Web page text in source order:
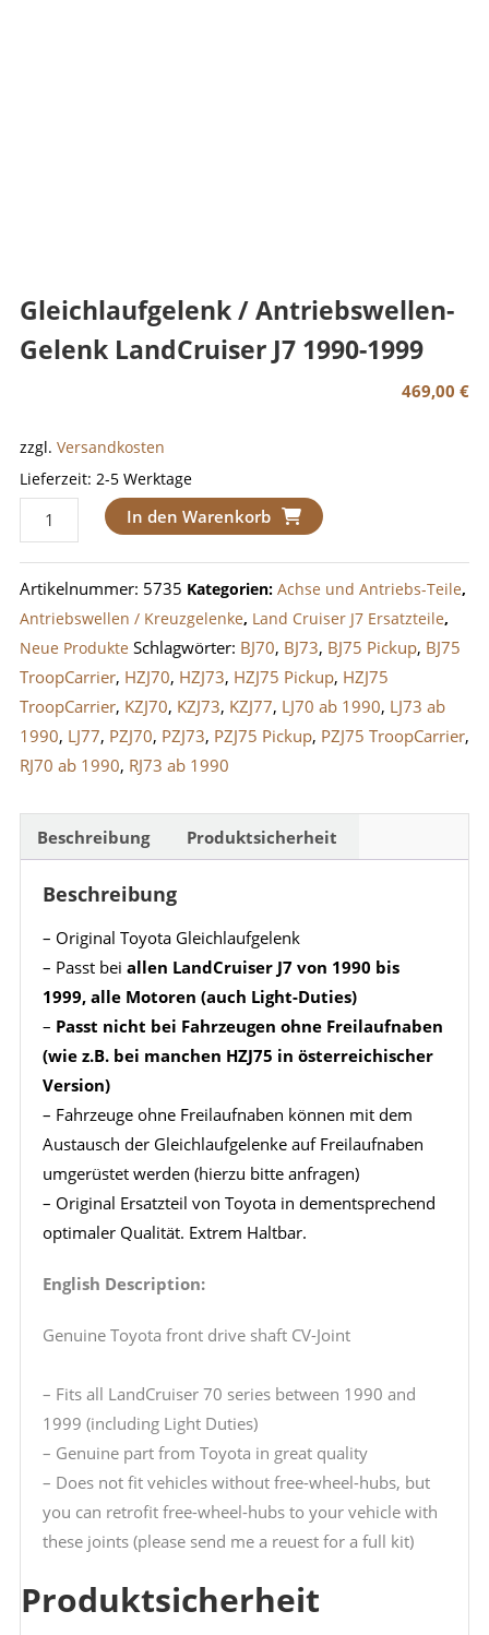
Gleichlaufgelenk / Antriebswellen-
Gelenk LandCruiser J7 1990-1999
469,00€
zzgl. Versandkosten
Lieferzeit: 2-5 Werktage
Gleichlaufgelenk
/
Antriebswellen-
Gelenk
LandCruiser
J7
1990-
1999
Menge
In den Warenkorb
Artikelnummer: 5735 Kategorien: Achse und Antriebs-Teile,
Antriebswellen / Kreuzgelenke, Land Cruiser J7 Ersatzteile,
Neue Produkte Schlagwörter: BJ70, BJ73, BJ75 Pickup, BJ75
TroopCarrier, HZJ70, HZJ73, HZJ75 Pickup, HZJ75
TroopCarrier, KZJ70, KZJ73, KZJ77, LJ70 ab 1990, LJ73 ab
1990, LJ77, PZJ70, PZJ73, PZJ75 Pickup, PZJ75 TroopCarrier,
RJ70 ab 1990, RJ73 ab 1990
Beschreibung Produktsicherheit
Beschreibung
– Original Toyota Gleichlaufgelenk
– Passt bei allen LandCruiser J7 von 1990 bis
1999, alle Motoren (auch Light-Duties)
– Passt nicht bei Fahrzeugen ohne Freilaufnaben
(wie z.B. bei manchen HZJ75 in österreichischer
Version)
– Fahrzeuge ohne Freilaufnaben können mit dem
Austausch der Gleichlaufgelenke auf Freilaufnaben
umgerüstet werden (hierzu bitte anfragen)
– Original Ersatzteil von Toyota in dementsprechend
optimaler Qualität. Extrem Haltbar.
English Description:
Genuine Toyota front drive shaft CV-Joint
– Fits all LandCruiser 70 series between 1990 and
1999 (including Light Duties)
– Genuine part from Toyota in great quality
– Does not fit vehicles without free-wheel-hubs, but
you can retrofit free-wheel-hubs to your vehicle with
these joints (please send me a reuest for a full kit)
Produktsicherheit